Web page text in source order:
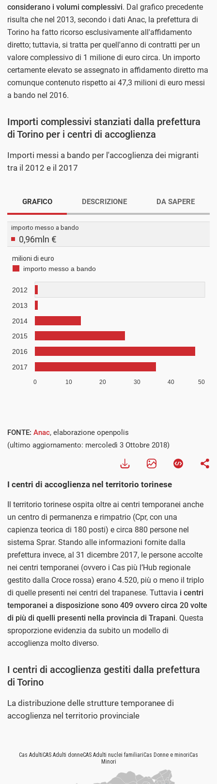
considerano i volumi complessivi. Dal grafico precedente
risulta che nel 2013, secondo i dati Anac, la prefettura di
Torino ha fatto ricorso esclusivamente all'affidamento
diretto; tuttavia, si tratta per quell'anno di contratti per un
valore complessivo di 1 milione di euro circa. Un importo
certamente elevato se assegnato in affidamento diretto ma
comunque contenuto rispetto ai 47,3 milioni di euro messi
a bando nel 2016.
Importi complessivi stanziati dalla prefettura
di Torino per i centri di accoglienza
Importi messi a bando per l'accoglienza dei migranti
tra il 2012 e il 2017
GRAFICO DESCRIZIONE DA SAPERE
FONTE: Anac, elaborazione openpolis
(ultimo aggiornamento: mercoledì 3 Ottobre 2018)
I centri di accoglienza nel territorio torinese
Il territorio torinese ospita oltre ai centri temporanei anche
un centro di permanenza e rimpatrio (Cpr, con una
capienza teorica di 180 posti) e circa 880 persone nel
sistema Sprar. Stando alle informazioni fornite dalla
prefettura invece, al 31 dicembre 2017, le persone accolte
nei centri temporanei (ovvero i Cas più l’Hub regionale
gestito dalla Croce rossa) erano 4.520, più o meno il triplo
di quelle presenti nei centri del trapanese. Tuttavia i centri
temporanei a disposizione sono 409 ovvero circa 20 volte
di più di quelli presenti nella provincia di Trapani. Questa
sproporzione evidenzia da subito un modello di
accoglienza molto diverso.
I centri di accoglienza gestiti dalla prefettura
di Torino
La distribuzione delle strutture temporanee di
accoglienza nel territorio provinciale